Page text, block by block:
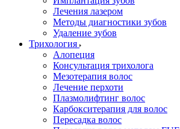
Лечения лазером
Методы диагностики зубов
Удаление зубов
Трихология
Алопеция
Консультация трихолога
Мезотерапия волос
Лечение перхоти
Плазмолифтинг волос
Карбокситерапия для волос
Пересадка волос